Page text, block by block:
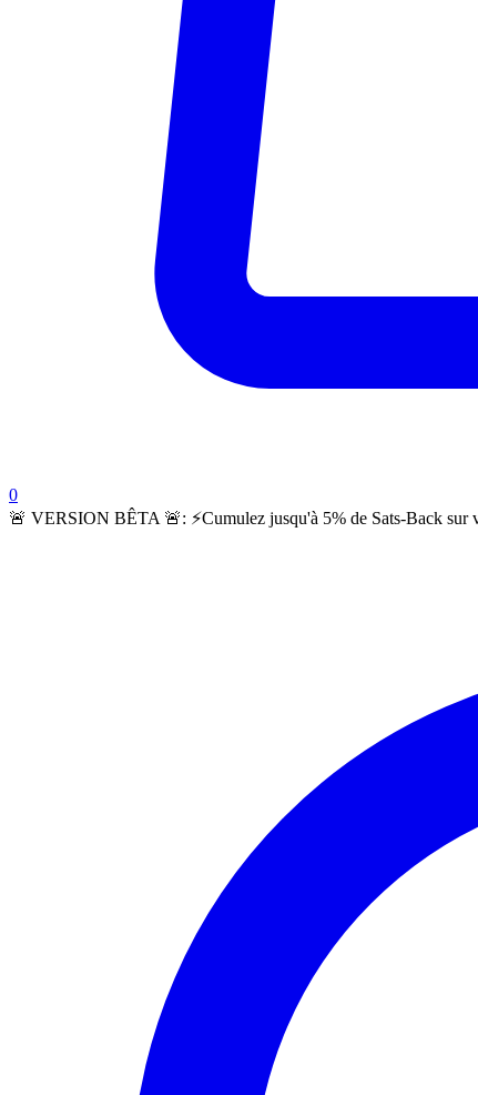
0items in cart, view bag
🚨 VERSION BÊTA 🚨: ⚡️Cumulez jusqu'à 5% de Sats-Back sur